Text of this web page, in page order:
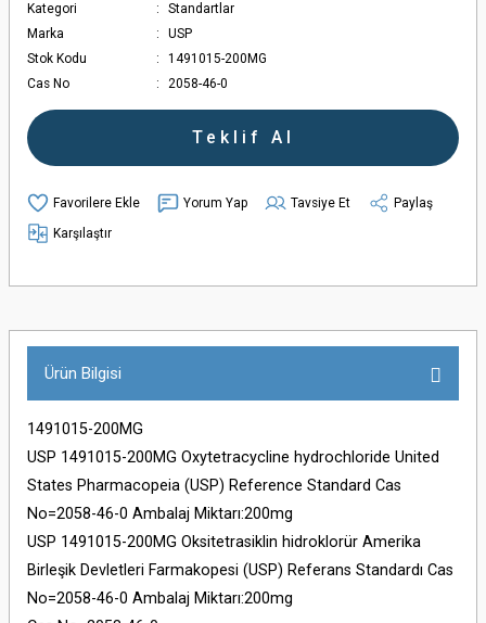
Kategori
Standartlar
Marka
USP
Stok Kodu
1491015-200MG
Cas No
2058-46-0
Teklif Al
Yorum Yap Tavsiye Et
Paylaş
Karşılaştır
Ürün Bilgisi
1491015-200MG
USP 1491015-200MG Oxytetracycline hydrochloride United
States Pharmacopeia (USP) Reference Standard Cas
No=2058-46-0 Ambalaj Miktarı:200mg
USP 1491015-200MG Oksitetrasiklin hidroklorür Amerika
Birleşik Devletleri Farmakopesi (USP) Referans Standardı Cas
No=2058-46-0 Ambalaj Miktarı:200mg